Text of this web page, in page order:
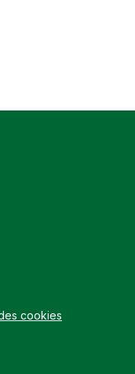
cookies